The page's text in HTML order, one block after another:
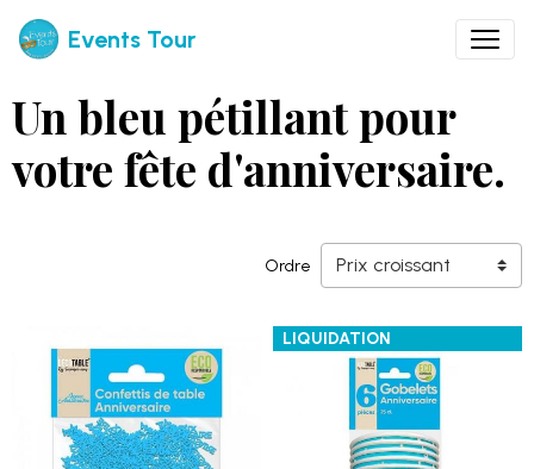
Events Tour
Un bleu pétillant pour
votre fête d'anniversaire.
Ordre
LIQUIDATION